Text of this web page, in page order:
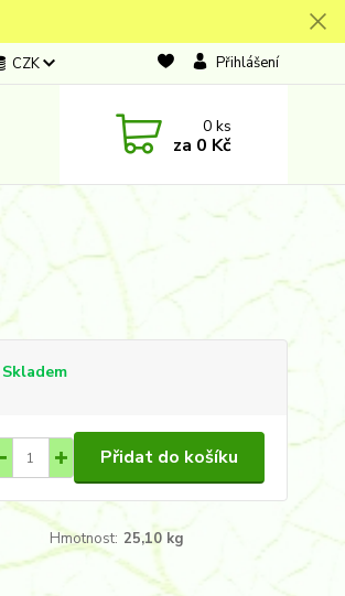
CZK Přihlášení
0ks
za 0 Kč
Skladem
Přidat do košíku
Hmotnost: 25,10 kg